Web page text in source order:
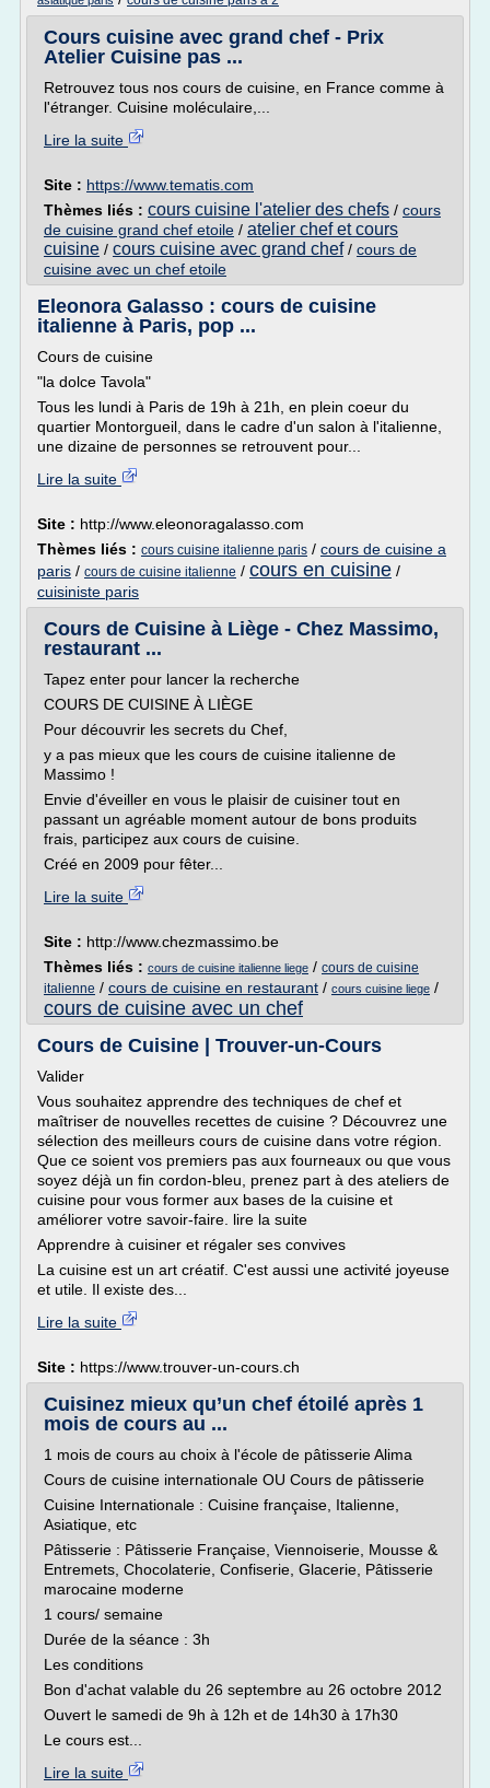
Cours cuisine avec grand chef - Prix
Atelier Cuisine pas ...
Retrouvez tous nos cours de cuisine, en France comme à
l'étranger. Cuisine moléculaire,...
Lire la suite
Site : https://www.tematis.com
Thèmes liés : cours cuisine l'atelier des chefs / cours
de cuisine grand chef etoile / atelier chef et cours
cuisine / cours cuisine avec grand chef/ cours de
cuisine avec un chef etoile
Eleonora Galasso : cours de cuisine
italienne à Paris, pop ...
Cours de cuisine
"la dolce Tavola"
Tous les lundi à Paris de 19h à 21h, en plein coeur du
quartier Montorgueil, dans le cadre d'un salon à l'italienne,
une dizaine de personnes se retrouvent pour...
Lire la suite
Site : http://www.eleonoragalasso.com
Thèmes liés : cours cuisine italienne paris / cours de cuisine a
paris / cours de cuisine italienne / cours en cuisine /
cuisiniste paris
Cours de Cuisine à Liège - Chez Massimo,
restaurant ...
Tapez enter pour lancer la recherche
COURS DE CUISINE À LIÈGE
Pour découvrir les secrets du Chef,
y a pas mieux que les cours de cuisine italienne de
Massimo !
Envie d'éveiller en vous le plaisir de cuisiner tout en
passant un agréable moment autour de bons produits
frais, participez aux cours de cuisine.
Créé en 2009 pour fêter...
Lire la suite
Site : http://www.chezmassimo.be
Thèmes liés : cours de cuisine italienne liege / cours de cuisine
italienne / cours de cuisine en restaurant / cours cuisine liege /
cours de cuisine avec un chef
Cours de Cuisine | Trouver-un-Cours
Valider
Vous souhaitez apprendre des techniques de chef et
maîtriser de nouvelles recettes de cuisine ? Découvrez une
sélection des meilleurs cours de cuisine dans votre région.
Que ce soient vos premiers pas aux fourneaux ou que vous
soyez déjà un fin cordon-bleu, prenez part à des ateliers de
cuisine pour vous former aux bases de la cuisine et
améliorer votre savoir-faire. lire la suite
Apprendre à cuisiner et régaler ses convives
La cuisine est un art créatif. C'est aussi une activité joyeuse
et utile. Il existe des...
Lire la suite
Site : https://www.trouver-un-cours.ch
Cuisinez mieux qu’un chef étoilé après 1
mois de cours au ...
1 mois de cours au choix à l'école de pâtisserie Alima
Cours de cuisine internationale OU Cours de pâtisserie
Cuisine Internationale : Cuisine française, Italienne,
Asiatique, etc
Pâtisserie : Pâtisserie Française, Viennoiserie, Mousse &
Entremets, Chocolaterie, Confiserie, Glacerie, Pâtisserie
marocaine moderne
1 cours/ semaine
Durée de la séance : 3h
Les conditions
Bon d'achat valable du 26 septembre au 26 octobre 2012
Ouvert le samedi de 9h à 12h et de 14h30 à 17h30
Le cours est...
Lire la suite